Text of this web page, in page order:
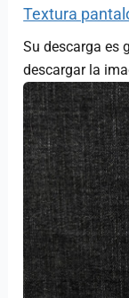
Textura
Su descarga es
descargar la